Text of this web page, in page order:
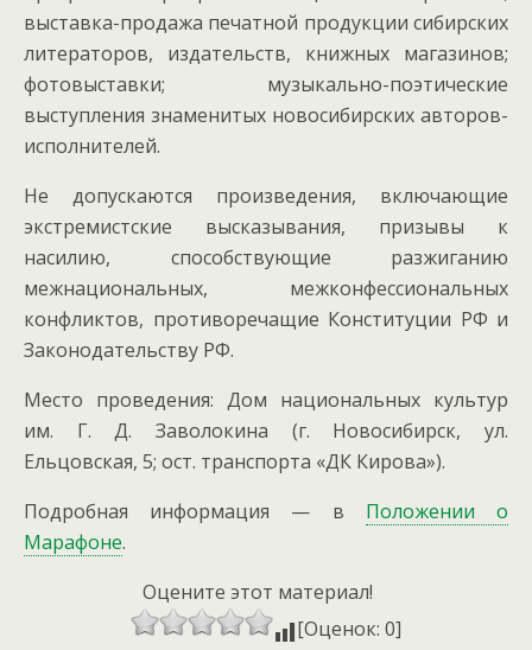
выставка-продажа печатной продукции сибирских
литераторов, издательств, книжных магазинов;
фотовыставки; музыкально-поэтические
выступления знаменитых новосибирских авторов-
исполнителей.
Не допускаются произведения, включающие
экстремистские высказывания, призывы к
насилию, способствующие разжиганию
межнациональных, межконфессиональных
конфликтов, противоречащие Конституции РФ и
Законодательству РФ.
Место проведения: Дом национальных культур
им. Г. Д. Заволокина (г. Новосибирск, ул.
Ельцовская, 5; ост. транспорта «ДК Кирова»).
Подробная информация — в Положении о
Марафоне.
Оцените этот материал!
[Оценок: 0]